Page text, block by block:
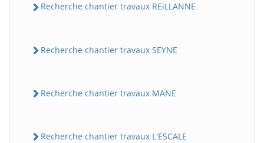
Recherche chantier travaux REiLLANNE
Recherche chantier travaux SEYNE
Recherche chantier travaux MANE
Recherche chantier travaux L'ESCALE